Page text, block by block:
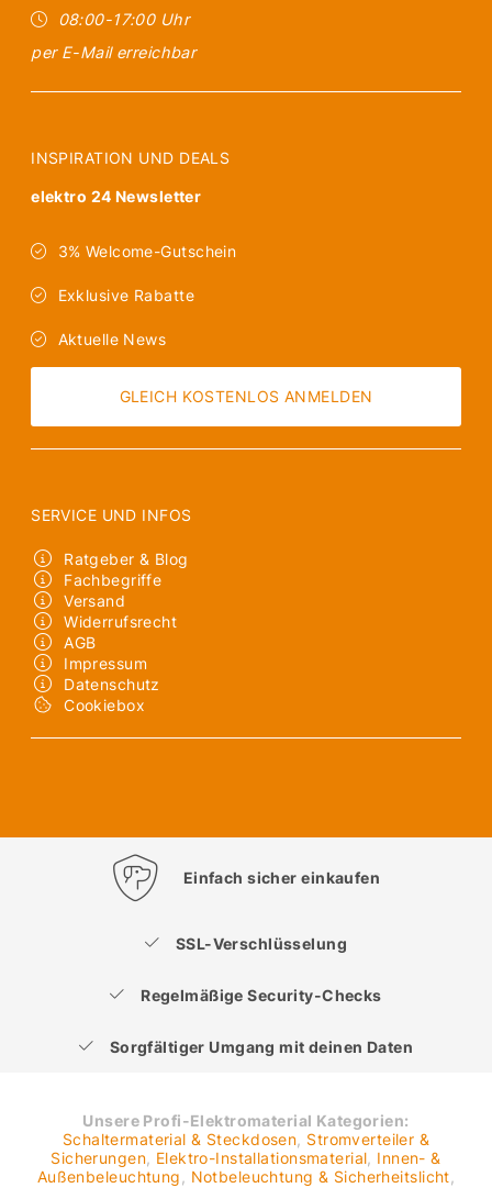
08:00-17:00 Uhr
per E-Mail erreichbar
INSPIRATION UND DEALS
elektro 24 Newsletter
3% Welcome-Gutschein
Exklusive Rabatte
Aktuelle News
GLEICH KOSTENLOS ANMELDEN
SERVICE UND INFOS
Ratgeber & Blog
Fachbegriffe
Versand
Widerrufsrecht
AGB
Impressum
Datenschutz
Cookiebox
Einfach sicher einkaufen
SSL-Verschlüsselung
Regelmäßige Security-Checks
Sorgfältiger Umgang mit deinen Daten
Unsere Profi-Elektromaterial Kategorien:
Schaltermaterial & Steckdosen Stromverteiler &
Sicherungen Elektro-Installationsmaterial Innen- &
Außenbeleuchtung
Notbeleuchtung & Sicherheitslicht